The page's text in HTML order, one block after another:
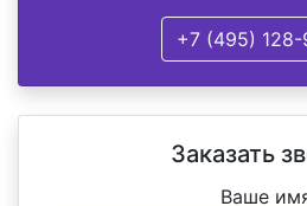
+7 (495)
Заказать
Ваше